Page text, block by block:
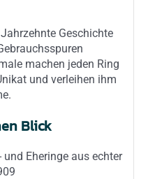
Geschichte
machen jeden Ring
und verleihen ihm
Blick
Eheringe aus echter